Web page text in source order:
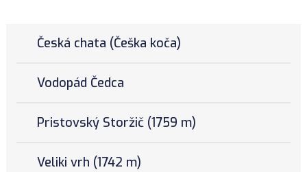
Česká chata (Češka koča)
Vodopád Čedca
Pristovský Storžič (1759 m)
Veliki vrh (1742 m)